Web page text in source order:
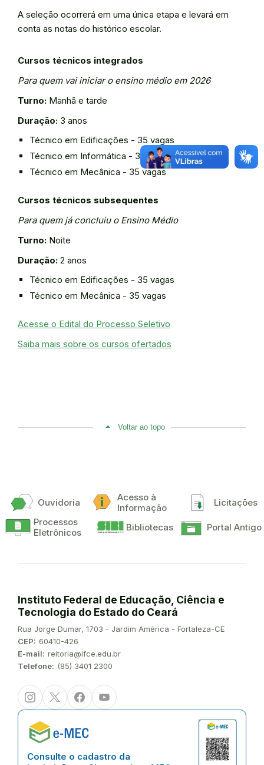
A seleção ocorrerá em uma única etapa e levará em
conta as notas do histórico escolar.
Cursos técnicos integrados
Para quem vai iniciar o ensino médio em 2026
Turno: Manhã e tarde
Duração: 3 anos
Técnico em Edificações - 35 vagas
Técnico em Informática - 35 vagas
Técnico em Mecânica - 35 vagas
Cursos técnicos subsequentes
Para quem já concluiu o Ensino Médio
Turno: Noite
Duração: 2 anos
Técnico em Edificações - 35 vagas
Técnico em Mecânica - 35 vagas
Acesse o Edital do Processo Seletivo
Saiba mais sobre os cursos ofertados
Voltar ao topo
Ouvidoria
Acesso à
Informação
Licitações
Processos
Eletrônicos
Bibliotecas Portal Antigo
Instituto Federal de Educação, Ciência e
Tecnologia do Estado do Ceará
Endereço:
Rua Jorge Dumar, 1703 - Jardim América - Fortaleza-CE
CEP: 60410-426
E-mail: reitoria@ifce.edu.br
Telefone: (85) 3401 2300
InstagramTwitter/XFacebookYoutube
Consulte o cadastro da